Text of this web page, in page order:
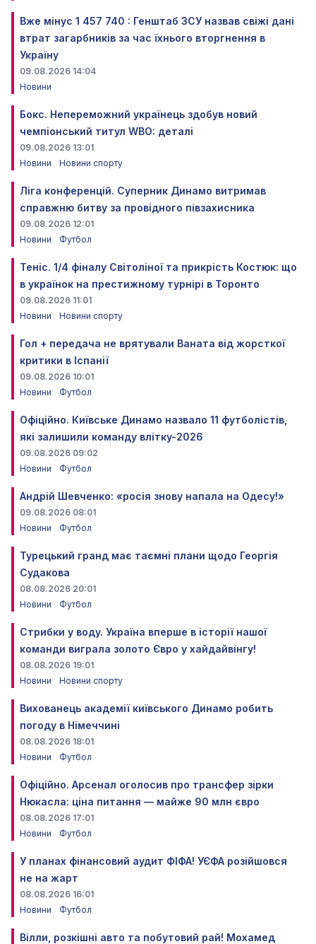
Вже мінус 1 457 740 : Генштаб ЗСУ назвав свіжі дані
втрат загарбників за час їхнього вторгнення в
Україну
09.08.2026 14:04
Новини
Бокс. Непереможний українець здобув новий
чемпіонський титул WBO: деталі
09.08.2026 13:01
Новини
Новини спорту
Ліга конференцій. Суперник Динамо витримав
справжню битву за провідного півзахисника
09.08.2026 12:01
Новини
Футбол
Теніс. 1/4 фіналу Світоліної та прикрість Костюк: що
в українок на престижному турнірі в Торонто
09.08.2026 11:01
Новини
Новини спорту
Гол + передача не врятували Ваната від жорсткої
критики в Іспанії
09.08.2026 10:01
Новини
Футбол
Офіційно. Київське Динамо назвало 11 футболістів,
які залишили команду влітку-2026
09.08.2026 09:02
Новини
Футбол
Андрій Шевченко: «росія знову напала на Одесу!»
09.08.2026 08:01
Новини
Футбол
Турецький гранд має таємні плани щодо Георгія
Судакова
08.08.2026 20:01
Новини
Футбол
Стрибки у воду. Україна вперше в історії нашої
команди виграла золото Євро у хайдайвінгу!
08.08.2026 19:01
Новини
Новини спорту
Вихованець академії київського Динамо робить
погоду в Німеччині
08.08.2026 18:01
Новини
Футбол
Офіційно. Арсенал оголосив про трансфер зірки
Нюкасла: ціна питання — майже 90 млн євро
08.08.2026 17:01
Новини
Футбол
У планах фінансовий аудит ФІФА! УЄФА розійшовся
не на жарт
08.08.2026 16:01
Новини
Футбол
Вілли, розкішні авто та побутовий рай! Мохамед